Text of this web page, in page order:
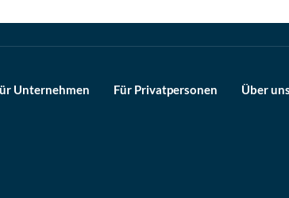
Unternehmen Für Privatpersonen Über